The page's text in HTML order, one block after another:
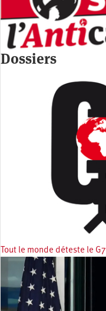
Dossiers
Tout le monde déteste le G7